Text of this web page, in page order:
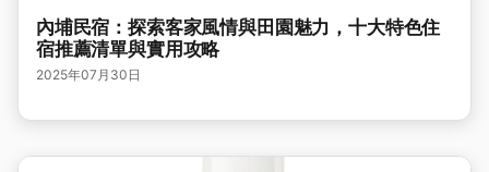
內埔民宿：探索客家風情與田園魅力，十大特色住
宿推薦清單與實用攻略
2025年07月30日